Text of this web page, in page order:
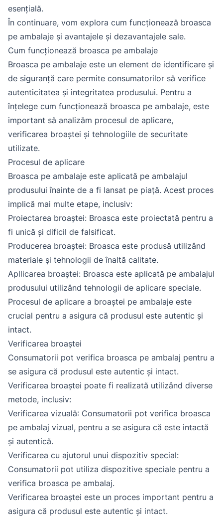
esențială.
În continuare, vom explora cum funcționează broasca
pe ambalaje și avantajele și dezavantajele sale.
Cum funcționează broasca pe ambalaje
Broasca pe ambalaje este un element de identificare și
de siguranță care permite consumatorilor să verifice
autenticitatea și integritatea produsului. Pentru a
înțelege cum funcționează broasca pe ambalaje, este
important să analizăm procesul de aplicare,
verificarea broaștei și tehnologiile de securitate
utilizate.
Procesul de aplicare
Broasca pe ambalaje este aplicată pe ambalajul
produsului înainte de a fi lansat pe piață. Acest proces
implică mai multe etape, inclusiv:
Proiectarea broaștei: Broasca este proiectată pentru a
fi unică și dificil de falsificat.
Producerea broaștei: Broasca este produsă utilizând
materiale și tehnologii de înaltă calitate.
Apllicarea broaștei: Broasca este aplicată pe ambalajul
produsului utilizând tehnologii de aplicare speciale.
Procesul de aplicare a broaștei pe ambalaje este
crucial pentru a asigura că produsul este autentic și
intact.
Verificarea broaștei
Consumatorii pot verifica broasca pe ambalaj pentru a
se asigura că produsul este autentic și intact.
Verificarea broaștei poate fi realizată utilizând diverse
metode, inclusiv:
Verificarea vizuală: Consumatorii pot verifica broasca
pe ambalaj vizual, pentru a se asigura că este intactă
și autentică.
Verificarea cu ajutorul unui dispozitiv special:
Consumatorii pot utiliza dispozitive speciale pentru a
verifica broasca pe ambalaj.
Verificarea broaștei este un proces important pentru a
asigura că produsul este autentic și intact.